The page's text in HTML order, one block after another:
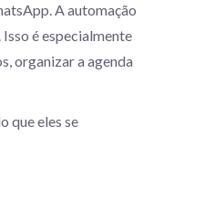
A automação
é especialmente
organizar a agenda
que eles se